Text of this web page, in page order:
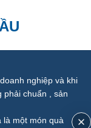
nghiệp và khi
phải chuẩn , sản
là một món quà